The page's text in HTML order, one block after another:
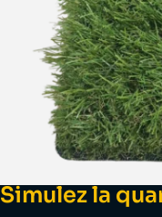
Simulez la